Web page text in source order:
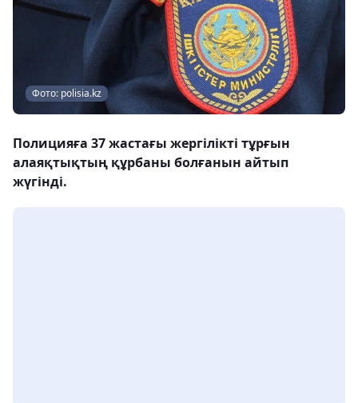
Фото: polisia.kz
Полицияға 37 жастағы жергілікті тұрғын
алаяқтықтың құрбаны болғанын айтып
жүгінді.